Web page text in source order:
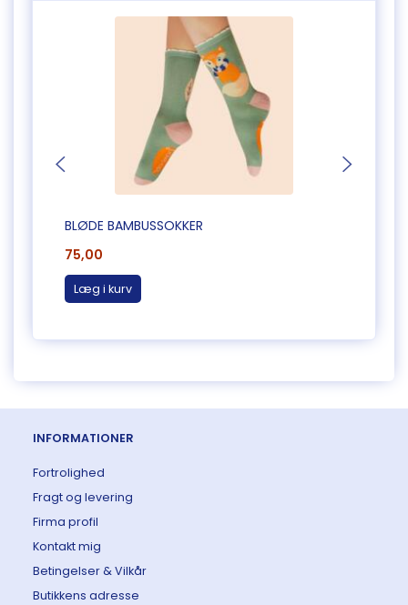
BLØDE BAMBUSSOKKER
75,00
Læg i kurv
INFORMATIONER
Fortrolighed
Fragt og levering
Firma profil
Kontakt mig
Betingelser & Vilkår
Butikkens adresse